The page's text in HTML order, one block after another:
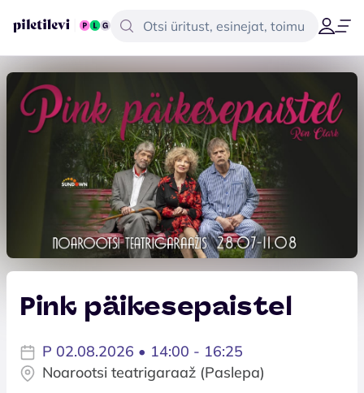
Pink päikesepaistel
P 02.08.2026 • 14:00 - 16:25
Noarootsi teatrigaraaž (Paslepa)